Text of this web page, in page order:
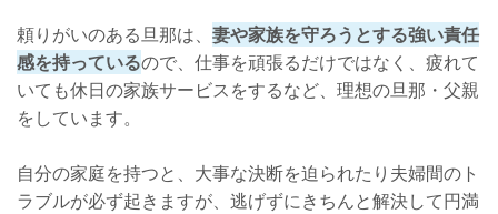
頼りがいのある旦那は、 妻や家族を守ろうとする強い責任
感を持っているので、仕事を頑張るだけではなく、疲れて
いても休日の家族サービスをするなど、理想の旦那・父親
をしています。
自分の家庭を持つと、大事な決断を迫られたり夫婦間のト
ラブルが必ず起きますが、逃げずにきちんと解決して円満